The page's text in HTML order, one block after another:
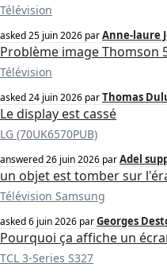
Télévision
asked25 juin 2026 parAnne-laure
Problème image Thomson
Télévision
asked24 juin 2026 parThomas
Le display est cassé
LG (70UK6570PUB)
answered26 juin 2026 parAdel
un objet est tomber sur
Télévision Samsung
asked6 juin 2026 parGeorges
Pourquoi ça affiche un
TCL 3-Series S327